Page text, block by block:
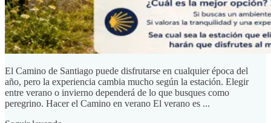
El Camino de Santiago puede disfrutarse en cualquier época del
año, pero la experiencia cambia mucho según la estación. Elegir
entre verano o invierno dependerá de lo que busques como
peregrino. Hacer el Camino en verano El verano es ...